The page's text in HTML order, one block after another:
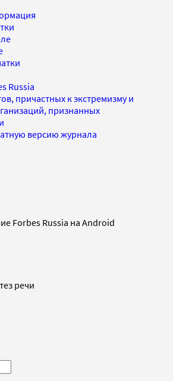
Russia
причастных к экстремизму и
признанных
версию журнала
Forbes Russia на Android
речи